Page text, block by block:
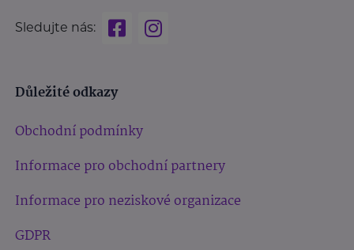
Sledujte nás:
Důležité odkazy
Obchodní podmínky
Informace pro obchodní partnery
Informace pro neziskové organizace
GDPR